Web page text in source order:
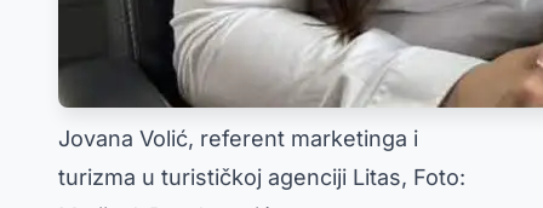
Jovana Volić, referent marketinga i
turizma u turističkoj agenciji Litas, Foto: